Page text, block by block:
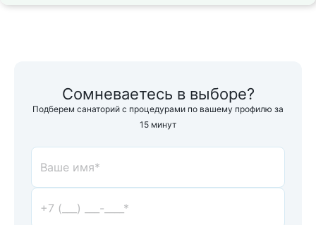
Сомневаетесь в выборе?
Подберем санаторий с процедурами по вашему профилю за
15 минут